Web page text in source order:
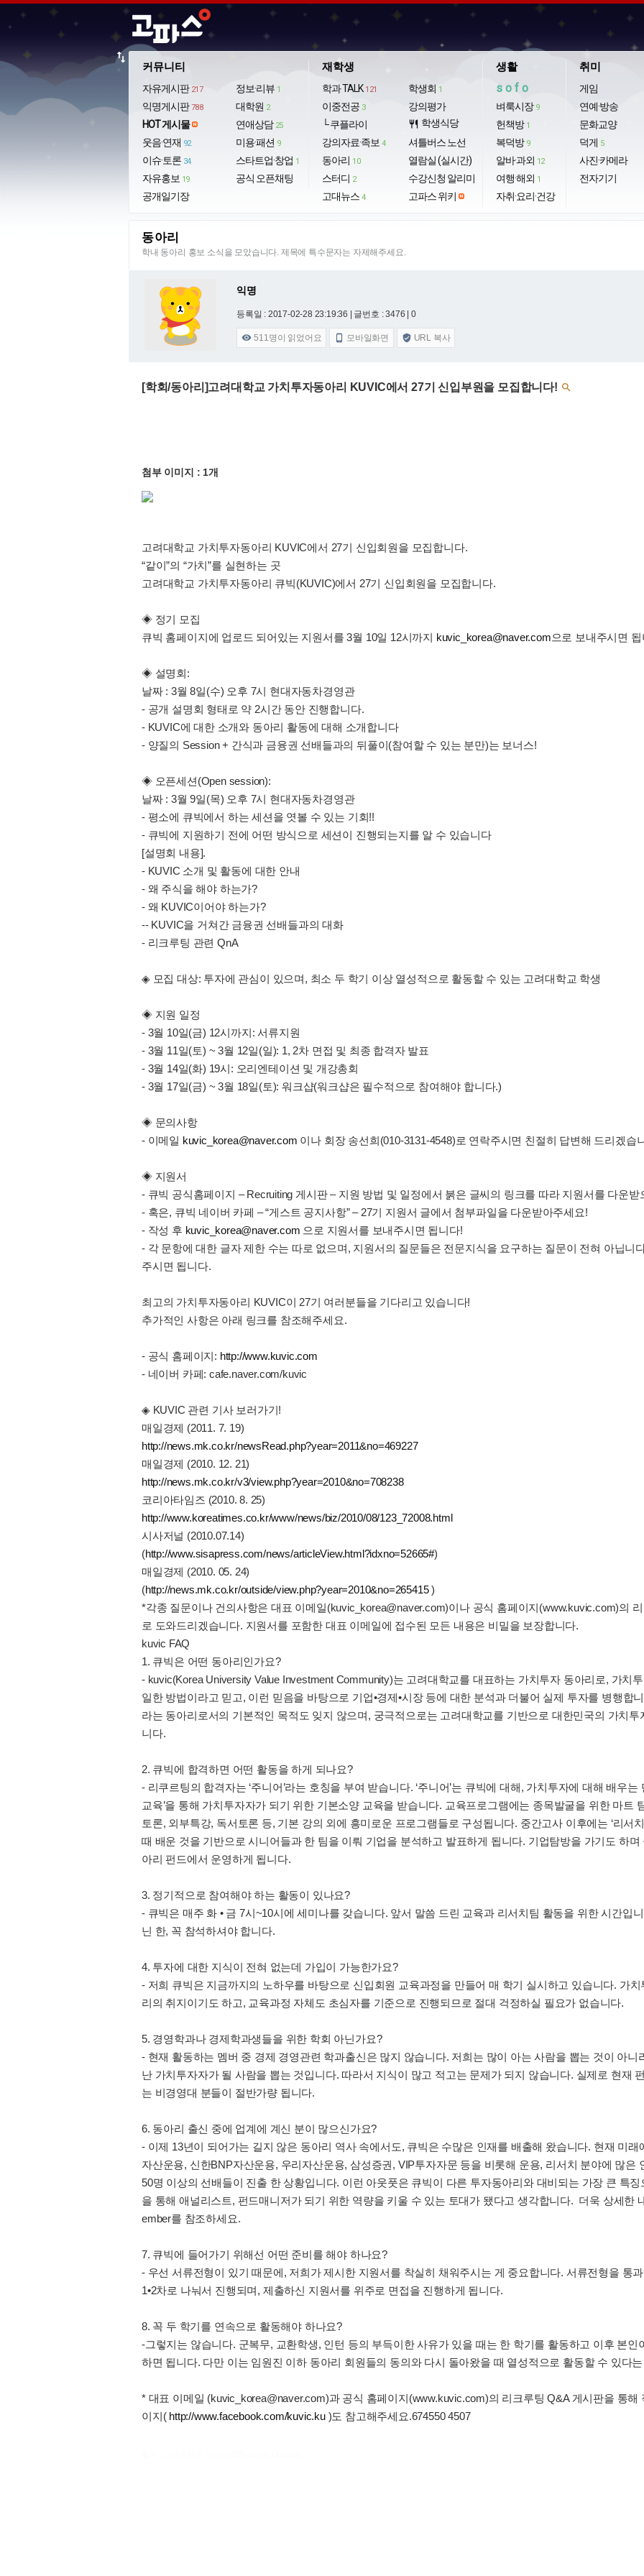
커뮤니티
자유게시판 217
익명게시판 788
HOT 게시물
웃음·연재 92
이슈·토론 34
자유홍보 19
공개일기장
정보·리뷰 1
대학원 2
연애상담 25
미용·패션 9
스타트업·창업 1
공식 오픈채팅
재학생
학과 TALK 121
이중전공 3
└ 쿠플라이
강의자료·족보 4
동아리 10
스터디 2
고대뉴스 4
학생회 1
강의평가
restaurant 학생식당
셔틀버스 노선
열람실 (실시간)
수강신청 알리미
고파스 위키
생활
sofo
벼룩시장 9
헌책방 1
복덕방 9
알바·과외 12
여행·해외 1
자취·요리·건강
취미
게임
연예·방송
문화교양
덕게 5
사진·카메라
전자기기
import_export
동아리
학내 동아리 홍보 소식을 모았습니다. 제목에 특수문자는 자제해주세요.
익명
등록일 : 2017-02-28 23:19:36 | 글번호 : 3476 | 0
 511명이 읽었어요  모바일화면  URL 복사
[학회/동아리]고려대학교 가치투자동아리 KUVIC에서 27기 신입부원을 모집합니다! 
첨부 이미지 : 1개
고려대학교 가치투자동아리 KUVIC에서 27기 신입회원을 모집합니다.
“같이”의 “가치”를 실현하는 곳
고려대학교 가치투자동아리 큐빅(KUVIC)에서 27기 신입회원을 모집합니다.
◈ 정기 모집
큐빅 홈페이지에 업로드 되어있는 지원서를 3월 10일 12시까지 kuvic_korea@naver.com으로 보내주시면 됩
◈ 설명회:
날짜 : 3월 8일(수) 오후 7시 현대자동차경영관
- 공개 설명회 형태로 약 2시간 동안 진행합니다.
- KUVIC에 대한 소개와 동아리 활동에 대해 소개합니다
- 양질의 Session + 간식과 금융권 선배들과의 뒤풀이(참여할 수 있는 분만)는 보너스!
◈ 오픈세션(Open session):
날짜 : 3월 9일(목) 오후 7시 현대자동차경영관
- 평소에 큐빅에서 하는 세션을 엿볼 수 있는 기회!!
- 큐빅에 지원하기 전에 어떤 방식으로 세션이 진행되는지를 알 수 있습니다
[설명회 내용].
- KUVIC 소개 및 활동에 대한 안내
- 왜 주식을 해야 하는가?
- 왜 KUVIC이어야 하는가?
-- KUVIC을 거쳐간 금융권 선배들과의 대화
- 리크루팅 관련 QnA
◈ 모집 대상: 투자에 관심이 있으며, 최소 두 학기 이상 열성적으로 활동할 수 있는 고려대학교 학생
◈ 지원 일정
- 3월 10일(금) 12시까지: 서류지원
- 3월 11일(토) ~ 3월 12일(일): 1, 2차 면접 및 최종 합격자 발표
- 3월 14일(화) 19시: 오리엔테이션 및 개강총회
- 3월 17일(금) ~ 3월 18일(토): 워크샵(워크샵은 필수적으로 참여해야 합니다.)
◈ 문의사항
- 이메일 kuvic_korea@naver.com 이나 회장 송선희(010-3131-4548)로 연락주시면 친절히 답변해 드리겠습
◈ 지원서
- 큐빅 공식홈페이지 – Recruiting 게시판 – 지원 방법 및 일정에서 붉은 글씨의 링크를 따라 지원서를 다운받
- 혹은, 큐빅 네이버 카페 – “게스트 공지사항” – 27기 지원서 글에서 첨부파일을 다운받아주세요!
- 작성 후 kuvic_korea@naver.com 으로 지원서를 보내주시면 됩니다!
- 각 문항에 대한 글자 제한 수는 따로 없으며, 지원서의 질문들은 전문지식을 요구하는 질문이 전혀 아닙니
주시면 됩니다.
최고의 가치투자동아리 KUVIC이 27기 여러분들을 기다리고 있습니다!
추가적인 사항은 아래 링크를 참조해주세요.
- 공식 홈페이지: http://www.kuvic.com
- 네이버 카페: cafe.naver.com/kuvic
◈ KUVIC 관련 기사 보러가기!
매일경제 (2011. 7. 19)
http://news.mk.co.kr/newsRead.php?year=2011&no=469227
매일경제 (2010. 12. 21)
http://news.mk.co.kr/v3/view.php?year=2010&no=708238
코리아타임즈 (2010. 8. 25)
http://www.koreatimes.co.kr/www/news/biz/2010/08/123_72008.html
시사저널 (2010.07.14)
(http://www.sisapress.com/news/articleView.html?idxno=52665#)
매일경제 (2010. 05. 24)
(http://news.mk.co.kr/outside/view.php?year=2010&no=265415)
*각종 질문이나 건의사항은 대표 이메일(kuvic_korea@naver.com)이나 공식 홈페이지(www.kuvic.com)의
로 도와드리겠습니다. 지원서를 포함한 대표 이메일에 접수된 모든 내용은 비밀을 보장합니다.
kuvic FAQ
1. 큐빅은 어떤 동아리인가요?
- kuvic(Korea University Value Investment Community)는 고려대학교를 대표하는 가치투자 동아리로, 가치
일한 방법이라고 믿고, 이런 믿음을 바탕으로 기업•경제•시장 등에 대한 분석과 더불어 실제 투자를 병행합
라는 동아리로서의 기본적인 목적도 잊지 않으며, 궁극적으로는 고려대학교를 기반으로 대한민국의 가치
니다.
2. 큐빅에 합격하면 어떤 활동을 하게 되나요?
- 리쿠르팅의 합격자는 ‘주니어’라는 호칭을 부여 받습니다. ‘주니어’는 큐빅에 대해, 가치투자에 대해 배우
교육’을 통해 가치투자자가 되기 위한 기본소양 교육을 받습니다. 교육프로그램에는 종목발굴을 위한 마트
토론, 외부특강, 독서토론 등, 기본 강의 외에 흥미로운 프로그램들로 구성됩니다. 중간고사 이후에는 ‘리서
때 배운 것을 기반으로 시니어들과 한 팀을 이뤄 기업을 분석하고 발표하게 됩니다. 기업탐방을 가기도 하
아리 펀드에서 운영하게 됩니다.
3. 정기적으로 참여해야 하는 활동이 있나요?
- 큐빅은 매주 화 • 금 7시~10시에 세미나를 갖습니다. 앞서 말씀 드린 교육과 리서치팀 활동을 위한 시간입
닌 한, 꼭 참석하셔야 합니다.
4. 투자에 대한 지식이 전혀 없는데 가입이 가능한가요?
- 저희 큐빅은 지금까지의 노하우를 바탕으로 신입회원 교육과정을 만들어 매 학기 실시하고 있습니다. 가
리의 취지이기도 하고, 교육과정 자체도 초심자를 기준으로 진행되므로 절대 걱정하실 필요가 없습니다.
5. 경영학과나 경제학과생들을 위한 학회 아닌가요?
- 현재 활동하는 멤버 중 경제 경영관련 학과출신은 많지 않습니다. 저희는 많이 아는 사람을 뽑는 것이 아니
난 가치투자자가 될 사람을 뽑는 것입니다. 따라서 지식이 많고 적고는 문제가 되지 않습니다. 실제로 현재
는 비경영대 분들이 절반가량 됩니다.
6. 동아리 출신 중에 업계에 계신 분이 많으신가요?
- 이제 13년이 되어가는 길지 않은 동아리 역사 속에서도, 큐빅은 수많은 인재를 배출해 왔습니다. 현재 미
자산운용, 신한BNP자산운용, 우리자산운용, 삼성증권, VIP투자자문 등을 비롯해 운용, 리서치 분야에 많은
50명 이상의 선배들이 진출 한 상황입니다. 이런 아웃풋은 큐빅이 다른 투자동아리와 대비되는 가장 큰 특
을 통해 애널리스트, 펀드매니저가 되기 위한 역량을 키울 수 있는 토대가 됐다고 생각합니다. 더욱 상세한
ember를 참조하세요.
7. 큐빅에 들어가기 위해선 어떤 준비를 해야 하나요?
- 우선 서류전형이 있기 때문에, 저희가 제시한 지원서를 착실히 채워주시는 게 중요합니다. 서류전형을 통
1•2차로 나눠서 진행되며, 제출하신 지원서를 위주로 면접을 진행하게 됩니다.
8. 꼭 두 학기를 연속으로 활동해야 하나요?
-그렇지는 않습니다. 군복무, 교환학생, 인턴 등의 부득이한 사유가 있을 때는 한 학기를 활동하고 이후 본
하면 됩니다. 다만 이는 임원진 이하 동아리 회원들의 동의와 다시 돌아왔을 때 열성적으로 활동할 수 있다
* 대표 이메일 (kuvic_korea@naver.com)과 공식 홈페이지(www.kuvic.com)의 리크루팅 Q&A 게시판을 통해
이지( http://www.facebook.com/kuvic.ku)도 참고해주세요.674550 4507